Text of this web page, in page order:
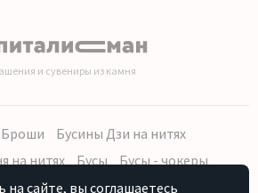
и сувениры из камня
Броши
Бусины Дзи на нитях
на нитях
Бусы
Бусы - чокеры
Наборы (бусы, браслет, серьги)
на сайте, вы соглашаетесь